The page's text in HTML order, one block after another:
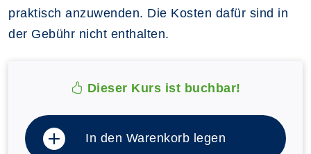
praktisch anzuwenden. Die Kosten dafür sind in
der Gebühr nicht enthalten.
Dieser Kurs ist buchbar!
In den Warenkorb legen